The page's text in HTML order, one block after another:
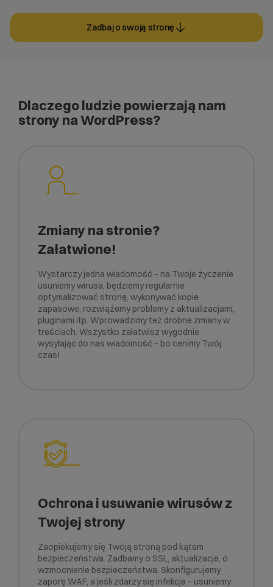
Zadbaj o swoją stronę
Dlaczego ludzie powierzają nam
strony na WordPress?
Zmiany na stronie?
Załatwione!
Wystarczy jedna wiadomość – na Twoje życzenie
usuniemy wirusa, będziemy regularnie
optymalizować stronę, wykonywać kopie
zapasowe, rozwiążemy problemy z aktualizacjami,
pluginami itp. Wprowadzimy też drobne zmiany w
treściach. Wszystko załatwisz wygodnie
wysyłając do nas wiadomość – bo cenimy Twój
czas!
Ochrona i usuwanie wirusów z
Twojej strony
Zaopiekujemy się Twoją stroną pod kątem
bezpieczeństwa. Zadbamy o SSL, aktualizacje, o
wzmocnienie bezpieczeństwa. Skonfigurujemy
zaporę WAF, a jeśli zdarzy się infekcja – usuniemy